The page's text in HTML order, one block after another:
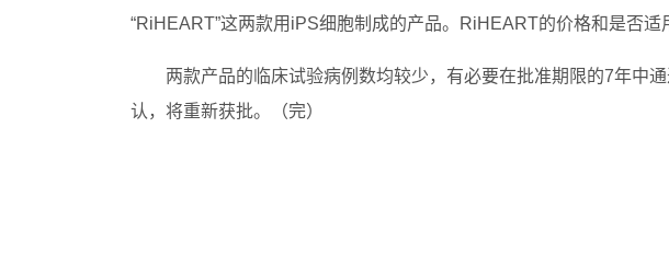
“RiHEART”这两款用iPS细胞制成的产品。RiHEART的价格和是否适
两款产品的临床试验病例数均较少，有必要在批准期限的7年中
认，将重新获批。（完）